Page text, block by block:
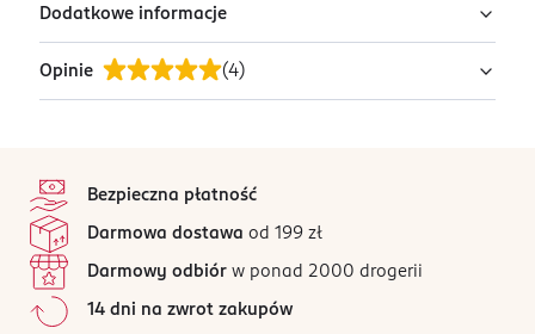
Wartość odżywcza:
Wartość energetyczna:
Tłuszcz: 1,5 g
w tym cukry:
Białko:
Sól:
Dodatkowe informacje
PRZYGOTOWANIE I STOSOWANIE
Przechowywać w suchym i chłodnym miejscu. Po
PRODUCENT/PODMIOT ODPOWIEDZIALNY
Premium Foods Group Pro sp. z o.o.
Traugutta 27
42-110
Wąsosz Dolny
katarzyna_slusarczyk@premiumfoodsgroup.pro
Opinie (4)
Wszystkie opinie są zweryfikowane zakupem.
Bezpieczna płatność
Darmowa dostawa od 199 zł
Darmowy odbiór w ponad 2000 drogerii
14 dni na zwrot zakupów